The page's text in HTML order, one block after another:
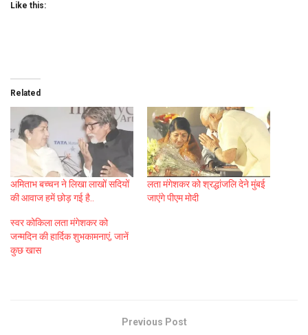
Like this:
Related
अमिताभ बच्चन ने लिखा लाखों सदियों
की आवाज हमें छोड़ गई है..
लता मंगेशकर को श्रद्धांजलि देने मुंबई
जाएंगे पीएम मोदी
स्वर कोकिला लता मंगेशकर को
जन्मदिन की हार्दिक शुभकामनाएं, जानें
कुछ खास
Previous Post